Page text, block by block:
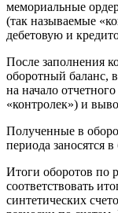
мемориальные
(так называемые
дебетовую и
После заполнения
оборотный баланс,
на начало
«контролек») и
Полученные в
периода заносятся
Итоги оборотов по
соответствовать
синтетических